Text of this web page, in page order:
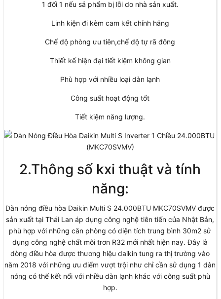
1 đổi 1 nếu sả phẩm bị lỗi do nhà sản xuất.
Linh kiện đi kèm cam kết chính hãng
Chế độ phòng ưu tiên,chế độ tự rã đông
Thiết kế hiện đại tiết kiệm không gian
Phù hợp với nhiều loại dàn lạnh
Công suất hoạt động tốt
Tiết kiệm năng lượng.
2.Thông số kxi thuật và tính
năng:
Dàn nóng điều hòa Daikin Multi S 24.000BTU MKC70SVMV được
sản xuất tại Thái Lan áp dụng công nghệ tiên tiến của Nhật Bản,
phù hợp với những căn phòng có diện tích trung bình 30m2 sử
dụng công nghệ chất môi trơn R32 mới nhất hiện nay. Đây là
dòng điều hòa được thương hiệu daikin tung ra thị trường vào
năm 2018 với những ưu điểm vượt trội như chỉ cần sử dụng 1 dàn
nóng có thể kết nối với nhiều dàn lạnh khác với công suất phù
hợp.